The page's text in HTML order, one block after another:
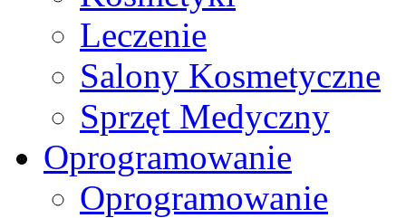
Leczenie
Salony Kosmetyczne
Sprzęt Medyczny
Oprogramowanie
Oprogramowanie